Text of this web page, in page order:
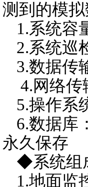
测到的模
1.系统容
2.系统巡
3.数据传
4.网络
5.操作系
6.数据库
永久保存
◆系统组
1.地面监